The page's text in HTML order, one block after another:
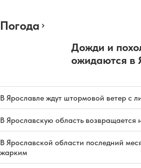
Погода
Дожди и
ожидаются в
В Ярославле ждут штормовой ветер с
В Ярославскую область возвращается
В Ярославской области последний
жарким